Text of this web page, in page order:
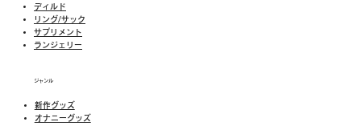
ディルド
リング/サック
​​サプリメント
​ランジェリー
ジャンル
新作グッズ
​オナニーグッズ